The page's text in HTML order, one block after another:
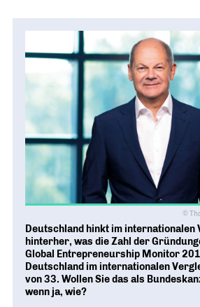
©
Deutschland hinkt im internationalen
hinterher, was die Zahl der
Global Entrepreneurship Monitor
Deutschland im internationalen
von 33. Wollen Sie das als
wenn ja, wie?